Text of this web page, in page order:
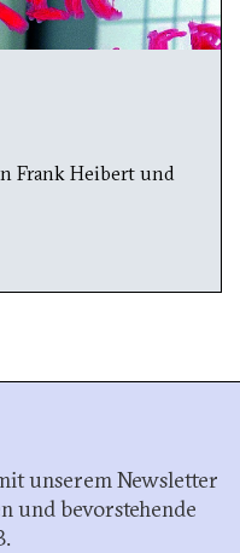
Frank Heibert und
unserem Newsletter
und bevorstehende